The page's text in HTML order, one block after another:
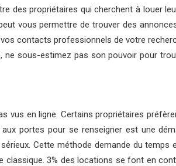
des propriétaires qui cherchent à louer
vous permettre de trouver des
contacts professionnels de votre
sous-estimez pas son pouvoir pour
vus en ligne. Certains propriétaires
portes pour se renseigner est une
Cette méthode demande du temps
3% des locations se font en